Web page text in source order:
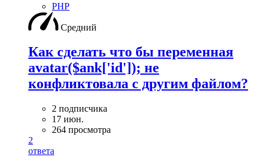
PHP
Средний
Как сделать что бы переменная
avatar($ank['id']); не
конфликтовала с другим файлом?
2 подписчика
17 июн.
264 просмотра
2
ответа